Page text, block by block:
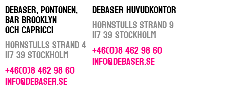
DEBASER, PONTONEN,
BAR BROOKLYN
OCH CAPRICCI
Hornstulls Strand 4
117 39 Stockholm
+46(0)8 462 98 60
info@debaser.se
DEBASER HUVUDKONTOR
Hornstulls Strand 9
117 39 Stockholm
+46(0)8 462 98 60
info@debaser.se